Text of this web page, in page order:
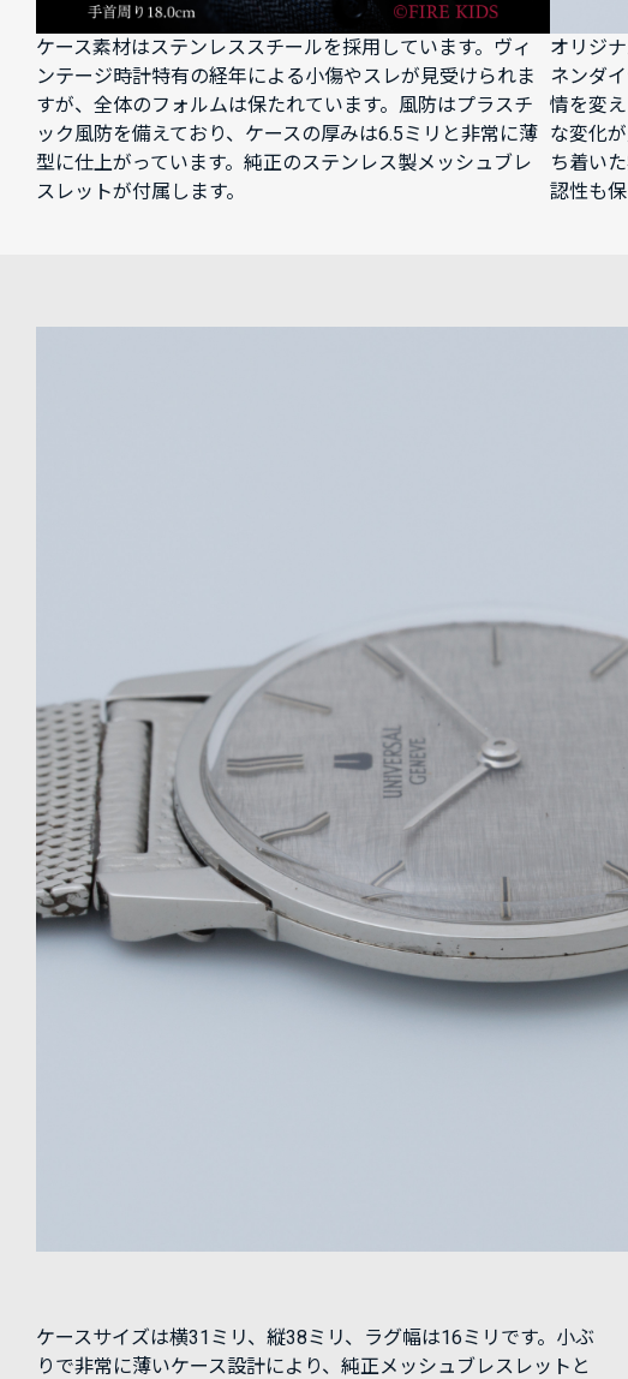
ケース素材はステンレススチールを採用しています。ヴィ
ンテージ時計特有の経年による小傷やスレが見受けられま
すが、全体のフォルムは保たれています。風防はプラスチ
ック風防を備えており、ケースの厚みは6.5ミリと非常に薄
型に仕上がっています。純正のステンレス製メッシュブレ
スレットが付属します。
オリジ
ネンダ
情を変
な変化
ち着い
認性も保
ケースサイズは横31ミリ、縦38ミリ、ラグ幅は16ミリです。小ぶ
りで非常に薄いケース設計により、純正メッシュブレスレットと